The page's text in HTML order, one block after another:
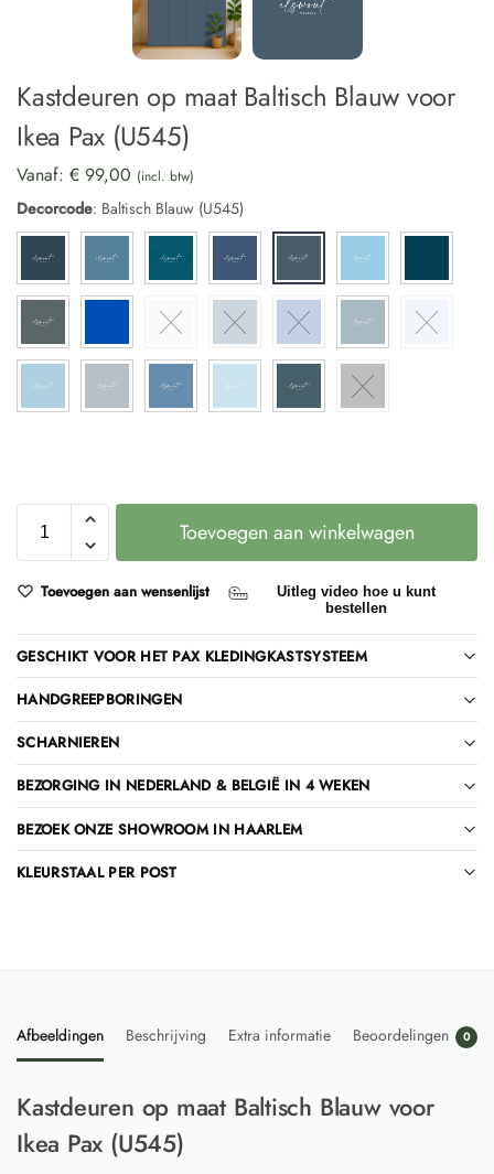
Kastdeuren op maat Baltisch Blauw voor
Ikea Pax (U545)
Vanaf: € 99,00 (incl. btw)
Decorcode: Baltisch Blauw (U545)
Toevoegen aan winkelwagen
Toevoegen aan wensenlijst
Uitleg video hoe u kunt
bestellen
GESCHIKT VOOR HET PAX KLEDINGKASTSYSTEEM
HANDGREEPBORINGEN
SCHARNIEREN
BEZORGING IN NEDERLAND & BELGIË IN 4 WEKEN
BEZOEK ONZE SHOWROOM IN HAARLEM
KLEURSTAAL PER POST
Afbeeldingen Beschrijving Extra informatie Beoordelingen 0
Kastdeuren op maat Baltisch Blauw voor
Ikea Pax (U545)